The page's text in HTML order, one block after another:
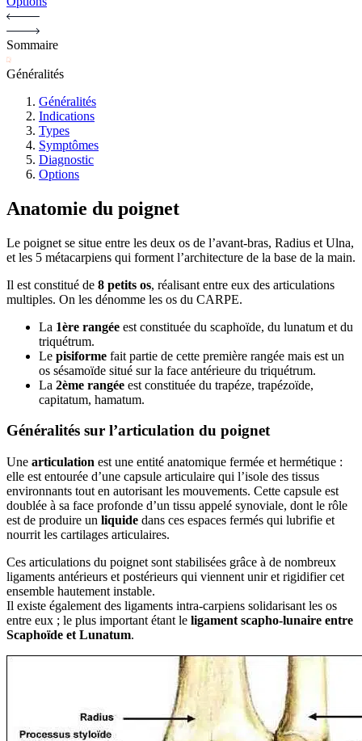
Sommaire
Généralités
Généralités
Indications
Types
Symptômes
Diagnostic
Options
Anatomie du poignet
Le poignet se situe entre les deux os de l’avant-bras, Radius et Ulna,
et les 5 métacarpiens qui forment l’architecture de la base de la main.
Il est constitué de 8 petits os, réalisant entre eux des articulations
multiples. On les dénomme les os du CARPE.
La 1ère rangée est constituée du scaphoïde, du lunatum et du
triquétrum.
Le pisiforme fait partie de cette première rangée mais est un
os sésamoïde situé sur la face antérieure du triquétrum.
La 2ème rangée est constituée du trapéze, trapézoïde,
capitatum, hamatum.
Généralités sur l’articulation du poignet
Une articulation est une entité anatomique fermée et hermétique :
elle est entourée d’une capsule articulaire qui l’isole des tissus
environnants tout en autorisant les mouvements. Cette capsule est
doublée à sa face profonde d’un tissu appelé synoviale, dont le rôle
est de produire un liquide dans ces espaces fermés qui lubrifie et
nourrit les cartilages articulaires.
Ces articulations du poignet sont stabilisées grâce à de nombreux
ligaments antérieurs et postérieurs qui viennent unir et rigidifier cet
ensemble hautement instable.
Il existe également des ligaments intra-carpiens solidarisant les os
entre eux ; le plus important étant le ligament scapho-lunaire entre
Scaphoïde et Lunatum.